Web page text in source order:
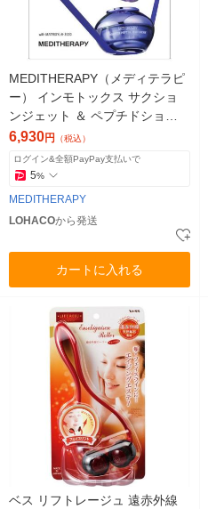
MEDITHERAPY（メディテラピ
ー） インモトックス サクショ
ンジェット ＆ ペプチドショッ
トクリーム セット 50ml
6,930円 （税込）
ログイン&全額PayPay支払いで
5%
MEDITHERAPY
LOHACOから発送
カートに入れる
ベス リフトレージュ 遠赤外線